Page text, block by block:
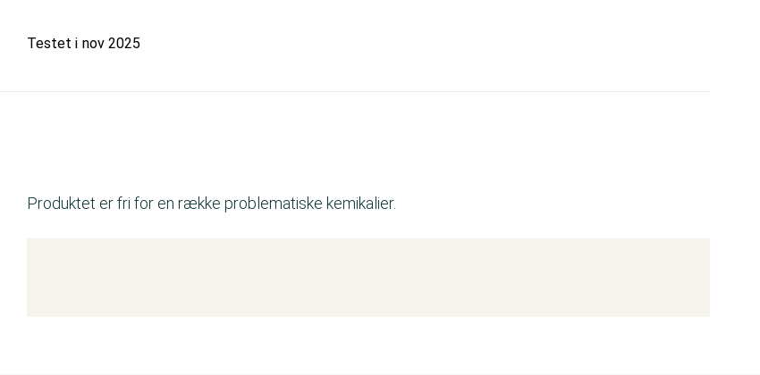
Testet i nov 2025
Produktet er fri for en række problematiske kemikalier.